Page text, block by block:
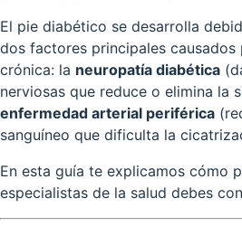
El pie diabético se desarrolla
dos factores principales causados
crónica: la neuropatía diabética
nerviosas que reduce o elimina la
enfermedad arterial periférica
sanguíneo que dificulta la
En esta guía te explicamos cómo
especialistas de la salud debes